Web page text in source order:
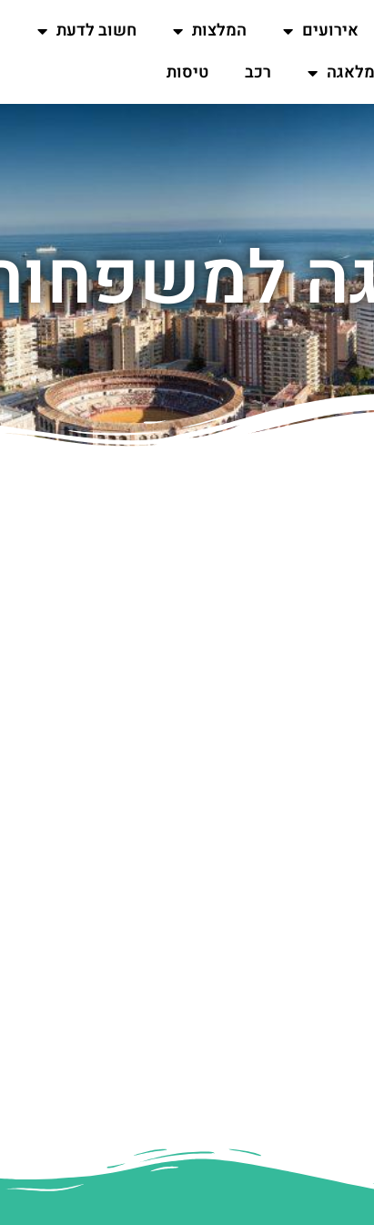
אירועים המלצות
חשוב לדעת
רכב טיסות